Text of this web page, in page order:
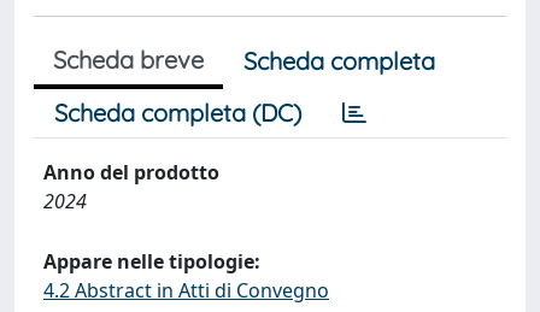
Scheda breve
Scheda completa
Scheda completa (DC)
Anno del prodotto
2024
Appare nelle tipologie:
4.2 Abstract in Atti di Convegno